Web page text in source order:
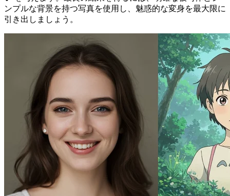
ンプルな背景を持つ写真を使用し、魅惑的な変身を最大限に
引き出しましょう。